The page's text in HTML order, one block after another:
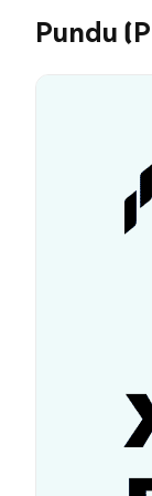
Pundu